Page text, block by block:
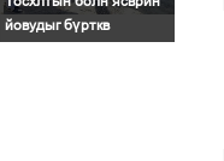
йовудыг бүрткв